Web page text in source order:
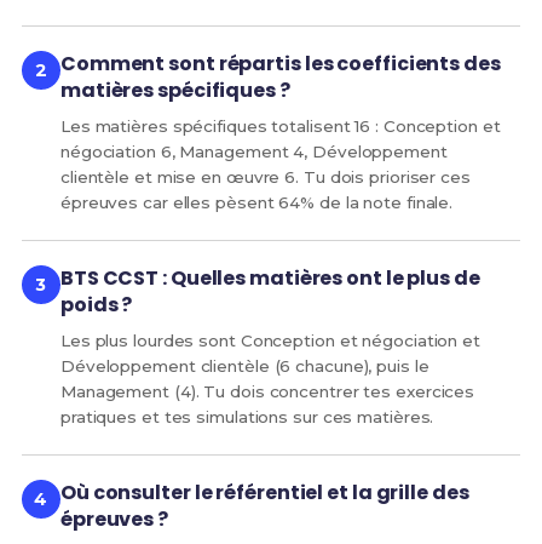
Comment sont répartis les coefficients des
matières spécifiques ?
Les matières spécifiques totalisent 16 : Conception et
négociation 6, Management 4, Développement
clientèle et mise en œuvre 6. Tu dois prioriser ces
épreuves car elles pèsent 64% de la note finale.
BTS CCST : Quelles matières ont le plus de
poids ?
Les plus lourdes sont Conception et négociation et
Développement clientèle (6 chacune), puis le
Management (4). Tu dois concentrer tes exercices
pratiques et tes simulations sur ces matières.
Où consulter le référentiel et la grille des
épreuves ?